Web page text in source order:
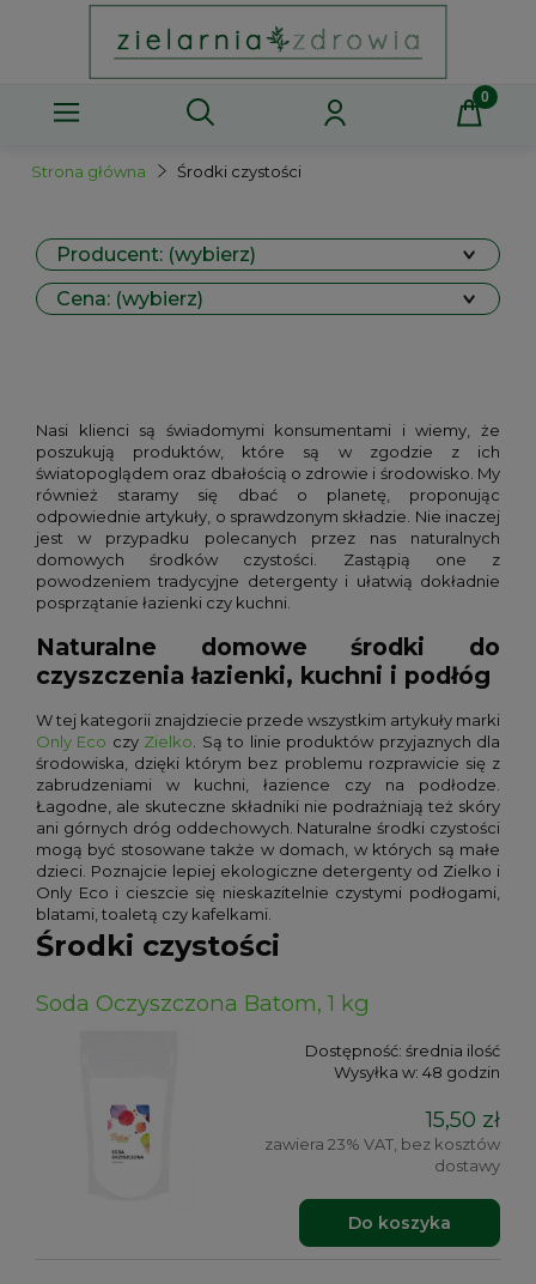
Strona główna Środki czystości
Producent: (wybierz)
Cena: (wybierz)
Nasi klienci są świadomymi konsumentami i wiemy, że
poszukują produktów, które są w zgodzie z ich
światopoglądem oraz dbałością o zdrowie i środowisko. My
również staramy się dbać o planetę, proponując
odpowiednie artykuły, o sprawdzonym składzie. Nie inaczej
jest w przypadku polecanych przez nas naturalnych
domowych środków czystości. Zastąpią one z
powodzeniem tradycyjne detergenty i ułatwią dokładnie
posprzątanie łazienki czy kuchni.
Naturalne domowe środki do
czyszczenia łazienki, kuchni i podłóg
W tej kategorii znajdziecie przede wszystkim artykuły marki
Only Eco czy Zielko. Są to linie produktów przyjaznych dla
środowiska, dzięki którym bez problemu rozprawicie się z
zabrudzeniami w kuchni, łazience czy na podłodze.
Łagodne, ale skuteczne składniki nie podrażniają też skóry
ani górnych dróg oddechowych. Naturalne środki czystości
mogą być stosowane także w domach, w których są małe
dzieci. Poznajcie lepiej ekologiczne detergenty od Zielko i
Only Eco i cieszcie się nieskazitelnie czystymi podłogami,
blatami, toaletą czy kafelkami.
Środki czystości
Soda Oczyszczona Batom, 1 kg
Dostępność: średnia ilość
Wysyłka w: 48 godzin
15,50 zł
zawiera 23% VAT, bez kosztów
dostawy
Do koszyka